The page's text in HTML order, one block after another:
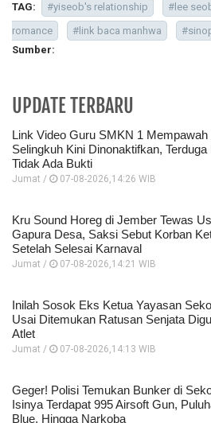
TAG:
#yiseob's relationship #lee
romance
#link baca manhwa
Sumber:
UPDATE TERBARU
Link Video Guru SMKN 1
Selingkuh Kini Dinonaktifkan,
Tidak Ada Bukti
Jumat / 07-08-2026,14:26 WIB
Kru Sound Horeg di Jember Tewas
Gapura Desa, Saksi Sebut Korban
Setelah Selesai Karnaval
Jumat / 07-08-2026,14:21 WIB
Inilah Sosok Eks Ketua Yayasan
Usai Ditemukan Ratusan Senjata
Atlet
Jumat / 07-08-2026,14:13 WIB
Geger! Polisi Temukan Bunker di
Isinya Terdapat 995 Airsoft Gun,
Blue, Hingga Narkoba